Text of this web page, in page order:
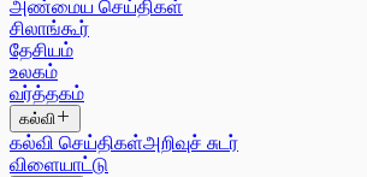
அண்மைய செய்திகள்
சிலாங்கூர்
தேசியம்
உலகம்
வர்த்தகம்
கல்வி
கல்வி செய்திகள்அறிவுச் சுடர்
விளையாட்டு